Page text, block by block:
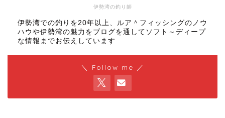
伊勢湾の釣り師
伊勢湾での釣りを20年以上、ルア＾フィッシングのノウ
ハウや伊勢湾の魅力をブログを通してソフト～ディープ
な情報までお伝えしています
＼ Follow me ／